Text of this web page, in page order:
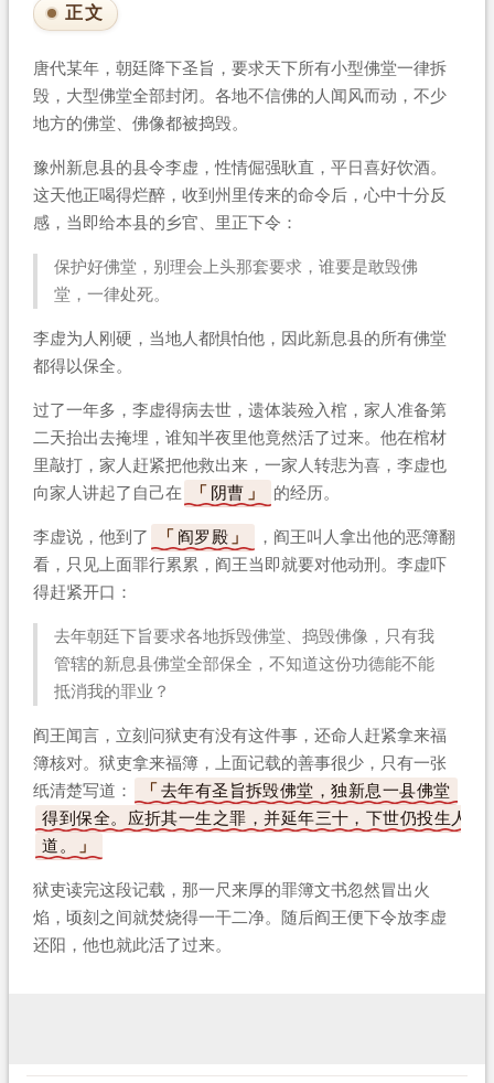
正文
唐代某年，朝廷降下圣旨，要求天下所有小型佛堂一律拆
毁，大型佛堂全部封闭。各地不信佛的人闻风而动，不少
地方的佛堂、佛像都被捣毁。
豫州新息县的县令李虚，性情倔强耿直，平日喜好饮酒。
这天他正喝得烂醉，收到州里传来的命令后，心中十分反
感，当即给本县的乡官、里正下令：
保护好佛堂，别理会上头那套要求，谁要是敢毁佛
堂，一律处死。
李虚为人刚硬，当地人都惧怕他，因此新息县的所有佛堂
都得以保全。
过了一年多，李虚得病去世，遗体装殓入棺，家人准备第
二天抬出去掩埋，谁知半夜里他竟然活了过来。他在棺材
里敲打，家人赶紧把他救出来，一家人转悲为喜，李虚也
向家人讲起了自己在
阴曹 的经历。
李虚说，他到了 阎罗殿
，阎王叫人拿出他的恶簿翻
看，只见上面罪行累累，阎王当即就要对他动刑。李虚吓
得赶紧开口：
去年朝廷下旨要求各地拆毁佛堂、捣毁佛像，只有我
管辖的新息县佛堂全部保全，不知道这份功德能不能
抵消我的罪业？
阎王闻言，立刻问狱吏有没有这件事，还命人赶紧拿来福
簿核对。狱吏拿来福簿，上面记载的善事很少，只有一张
纸清楚写道：
去年有圣旨拆毁佛堂，独新息一县佛堂
得到保全。应折其一生之罪，并延年三十，下世仍投生人
道。
狱吏读完这段记载，那一尺来厚的罪簿文书忽然冒出火
焰，顷刻之间就焚烧得一干二净。随后阎王便下令放李虚
还阳，他也就此活了过来。